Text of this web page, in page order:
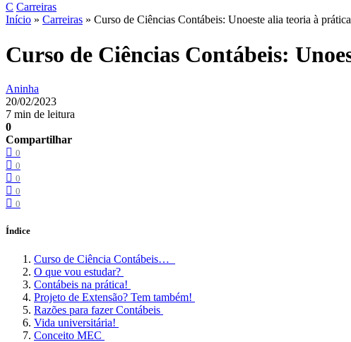
C Carreiras
Início » Carreiras » Curso de Ciências Contábeis: Unoeste alia teoria à
Curso de Ciências Contábeis:
Aninha
20/02/2023
7 min de leitura
0
Compartilhar
0
0
0
0
0
Índice
Curso de Ciência Contábeis…
O que vou estudar?
Contábeis na prática!
Projeto de Extensão? Tem também!
Razões para fazer Contábeis
Vida universitária!
Conceito MEC